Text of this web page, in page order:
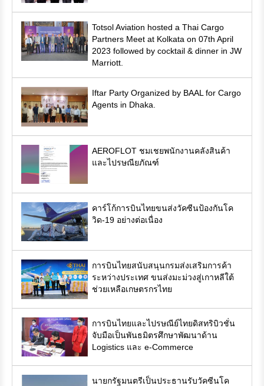
Totsol Aviation hosted a Thai Cargo
Partners Meet at Kolkata on 07th April
2023 followed by cocktail & dinner in JW
Marriott.
Iftar Party Organized by BAAL for Cargo
Agents in Dhaka.
AEROFLOT ชมเชยพนักงานคลังสินค้า
และไปรษณียภัณฑ์
คาร์โก้การบินไทยขนส่งวัคซีนป้องกันโค
วิด-19 อย่างต่อเนื่อง
การบินไทยสนับสนุนกรมส่งเสริมการค้า
ระหว่างประเทศ ขนส่งมะม่วงสู่เกาหลีใต้
ช่วยเหลือเกษตรกรไทย
การบินไทยและไปรษณีย์ไทยดิสทริบิวชั่น
จับมือเป็นพันธมิตรศึกษาพัฒนาด้าน
Logistics และ e-Commerce
นายกรัฐมนตรีเป็นประธานรับวัคซีนโค